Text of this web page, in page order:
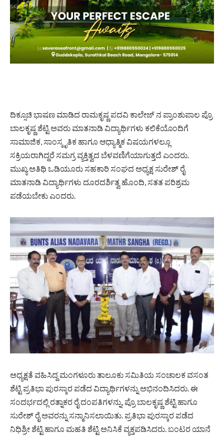
ದಿಕ್ಸೂಚಿ ಭಾಷಣ ಮಾಡಿದ ರಾಮಕೃಷ್ಣ ಪದವಿ ಕಾಲೇಜ್ ನ ಪ್ರಾಂಶುಪಾಲ ಪ್ರೊ
ಬಾಲಕೃಷ್ಣ ಶೆಟ್ಟಿ ಅವರು ಮಾತನಾಡಿ ವಿದ್ಯಾರ್ಥಿಗಳು ಕಲಿಕೆಯೊಂದಿಗೆ
ಸಾಮಾಜಿಕ, ಸಾಂಸ್ಕೃತಿಕ ಹಾಗೂ ಆಧ್ಯಾತ್ಮಿಕ ವಿಷಯಗಳಲ್ಲೂ
ಸಕ್ರಿಯರಾಗಿದ್ದರೆ ಸಮಗ್ರ ವ್ಯಕ್ತಿತ್ವದ ಬೆಳವಣಿಗೆಯಾಗುತ್ತದೆ ಎಂದರು.
ಮುಖ್ಯ ಅತಿಥಿ ಒಡಿಯೂರು ಸಹಕಾರಿ ಸಂಘದ ಅಧ್ಯಕ್ಷ ಸುರೇಶ್ ರೈ
ಮಾತನಾಡಿ ವಿದ್ಯಾರ್ಥಿಗಳು ದೂರದರ್ಶಿತ್ವ ಹೊಂದಿ, ಸತತ ಪರಿಶ್ರಮ
ಪಡೆಯಬೇಕು ಎಂದರು.
ಅಧ್ಯಕ್ಷತೆ ವಹಿಸಿದ್ದ ಮಂಗಳೂರು ತಾಲೂಕು ಸಮಿತಿಯ ಸಂಚಾಲಕ ವಸಂತ
ಶೆಟ್ಟಿ ಪ್ರತಿಭಾ ಪುರಸ್ಕಾರ ಪಡೆದ ವಿದ್ಯಾರ್ಥಿಗಳನ್ನು ಅಭಿನಂದಿಸಿದರು. ಈ
ಸಂದರ್ಭದಲ್ಲಿ ರತ್ನಾಕರ ರೈ ದಂಪತಿಗಳನ್ನು, ಪ್ರೊ ಬಾಲಕೃಷ್ಣ ಶೆಟ್ಟಿ ಹಾಗೂ
ಸುರೇಶ್ ರೈ ಅವರನ್ನು ಸನ್ಮಾನಿಸಲಾಯಿತು. ಪ್ರತಿಭಾ ಪುರಸ್ಕಾರ ಪಡೆದ
ನಿಧಿಶ್ರೀ ಶೆಟ್ಟಿ ಹಾಗೂ ಮಹತಿ ಶೆಟ್ಟಿ ಅನಿಸಿಕೆ ವ್ಯಕ್ತಪಡಿಸಿದರು. ಬಂಟರ ಯಾನೆ